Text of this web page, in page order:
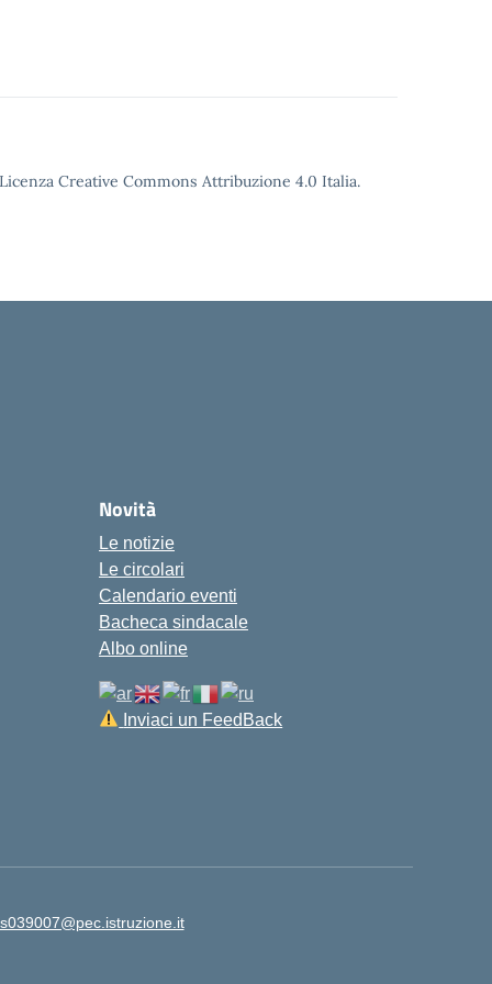
Creative Commons Attribuzione 4.0 Italia.
Novità
Le notizie
Le circolari
Calendario eventi
Bacheca sindacale
Albo online
Inviaci un FeedBack